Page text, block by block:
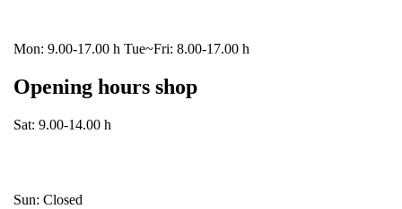
Mon: 9.00-17.00 h Tue~Fri: 8.00-17.00 h
Opening hours shop
Sat: 9.00-14.00 h
Sun: Closed